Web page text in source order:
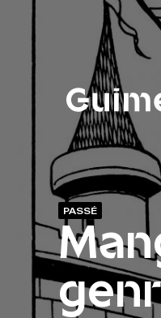
PASSÉ
Panneau de gestion des